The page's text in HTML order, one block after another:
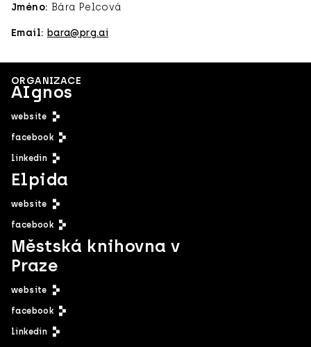
Jméno: Bára Pelcová
Email: bara@prg.ai
ORGANIZACE
AIgnos
website
facebook
linkedin
Elpida
website
facebook
Městská knihovna v
Praze
website
facebook
linkedin